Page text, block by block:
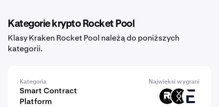
Kategorie krypto Rocket Pool
Klasy Kraken Rocket Pool należą do poniższych
kategorii.
Kategoria Najwięksi wygrani
Smart Contract
Platform
ROOT DRC EVR